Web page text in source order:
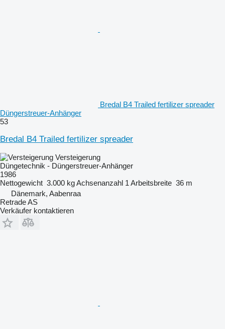
Bredal B4 Trailed fertilizer spreader
Düngerstreuer-Anhänger
53
Bredal B4 Trailed fertilizer spreader
Versteigerung
Düngetechnik - Düngerstreuer-Anhänger
1986
Nettogewicht 3.000 kgAchsenanzahl 1 Arbeitsbreite 36 m
Dänemark, Aabenraa
Retrade AS
Verkäufer kontaktieren